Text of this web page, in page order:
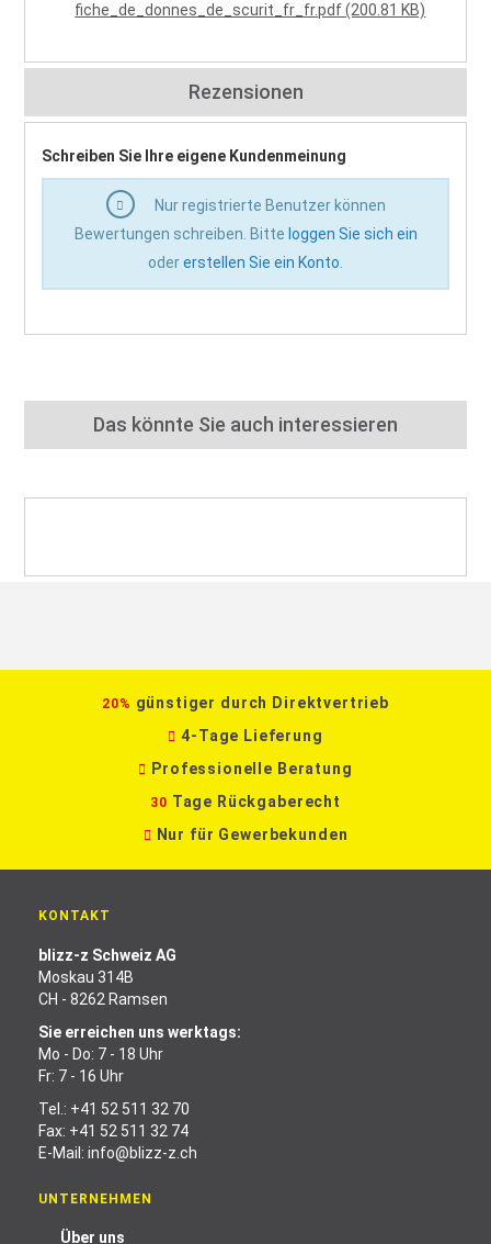
fiche_de_donnes_de_scurit_fr_fr.pdf (200.81 KB)
Rezensionen
Schreiben Sie Ihre eigene Kundenmeinung
Nur registrierte Benutzer können
Bewertungen schreiben. Bitte loggen Sie sich ein
odererstellen Sie ein Konto
Das könnte Sie auch interessieren
20% günstiger durch Direktvertrieb
4-Tage Lieferung
Professionelle Beratung
30 Tage Rückgaberecht
Nur für Gewerbekunden
KONTAKT
blizz-z Schweiz AG
Moskau 314B
CH - 8262 Ramsen
Sie erreichen uns werktags:
Mo - Do: 7 - 18 Uhr
Fr: 7 - 16 Uhr
Tel.: +41 52 511 32 70
Fax: +41 52 511 32 74
E-Mail: info@blizz-z.ch
UNTERNEHMEN
Über uns